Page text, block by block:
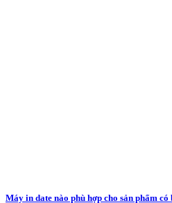
Máy in date nào phù hợp cho sản phẩm có